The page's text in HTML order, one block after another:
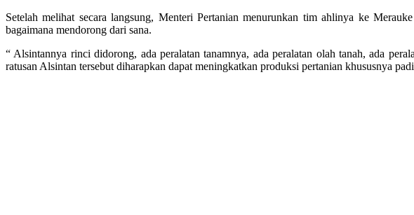
Setelah melihat secara langsung, Menteri Pertanian menurunkan tim ahlinya ke
bagaimana mendorong dari sana.
“ Alsintannya rinci didorong, ada peralatan tanamnya, ada peralatan olah tanah, ada
ratusan Alsintan tersebut diharapkan dapat meningkatkan produksi pertanian khususnya